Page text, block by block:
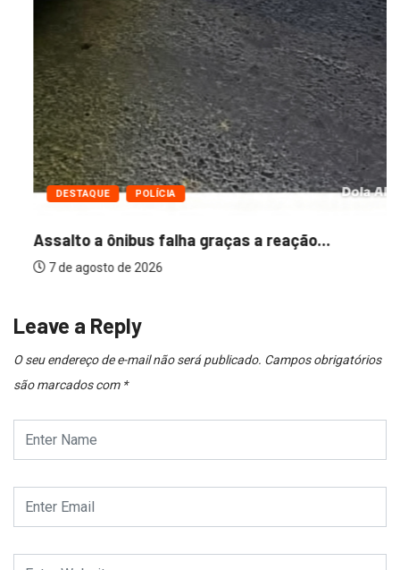
DESTAQUE POLÍCIA
Assalto a ônibus falha graças a reação...
7 de agosto de 2026
Leave a Reply
O seu endereço de e-mail não será publicado. Campos obrigatórios
são marcados com *